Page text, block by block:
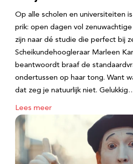
Op alle scholen en universiteiten
prik: open dagen vol
zijn naar dé studie die perfect bij
Scheikundehoogleraar Marleen
beantwoordt braaf de
ondertussen op haar tong. Want
dat zeg je natuurlijk niet.
Lees meer